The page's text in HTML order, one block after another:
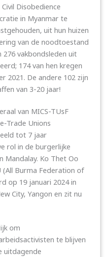
Disobedience
in Myanmar te
uit hun huizen
van de noodtoestand
vakbondsleden uit
174 van hen kregen
2021. De andere 102 zijn
van 3-20 jaar!
van MICS-TUsF
Trade Unions
tot 7 jaar
rol in de burgerlijke
Mandalay. Ko Thet Oo
(All Burma Federation of
op 19 januari 2024 in
City, Yangon en zit nu
om
te blijven
uitdagende